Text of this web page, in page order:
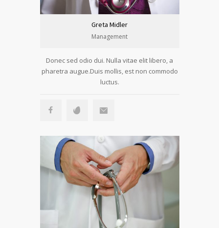
Greta Midler
Management
Donec sed odio dui. Nulla vitae elit libero, a
pharetra augue.Duis mollis, est non commodo
luctus.